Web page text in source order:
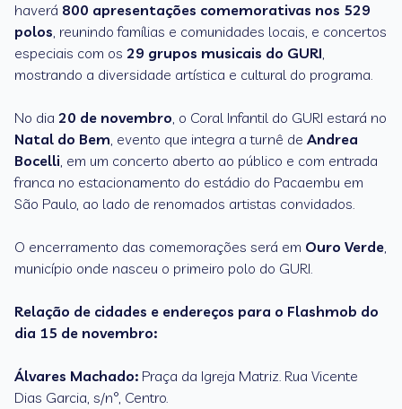
haverá 800 apresentações comemorativas nos 529
polos, reunindo famílias e comunidades locais, e concertos
especiais com os 29 grupos musicais do GURI,
mostrando a diversidade artística e cultural do programa.
No dia 20 de novembro, o Coral Infantil do GURI estará no
Natal do Bem, evento que integra a turnê de Andrea
Bocelli, em um concerto aberto ao público e com entrada
franca no estacionamento do estádio do Pacaembu em
São Paulo, ao lado de renomados artistas convidados.
O encerramento das comemorações será em Ouro Verde,
município onde nasceu o primeiro polo do GURI.
Relação de cidades e endereços para o Flashmob do
dia 15 de novembro:
Álvares Machado: Praça da Igreja Matriz. Rua Vicente
Dias Garcia, s/n°, Centro.